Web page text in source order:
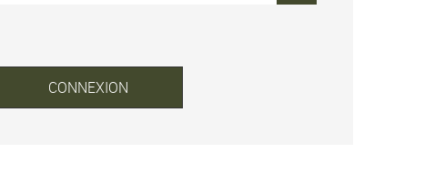
CONNEXION